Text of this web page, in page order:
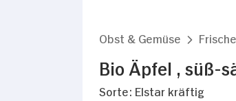
Obst & Gemüse
Bio Äpfel , süß-
Sorte: Elstar kräftig